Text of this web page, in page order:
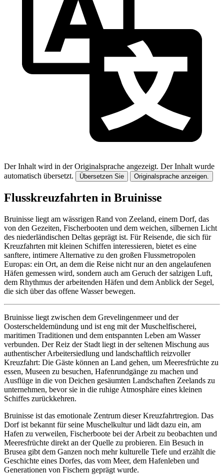
Der Inhalt wird in der Originalsprache angezeigt. Der Inhalt wurde
automatisch übersetzt.
Übersetzen Sie Originalsprache anzeigen.
Flusskreuzfahrten in Bruinisse
Bruinisse liegt am wässrigen Rand von Zeeland, einem Dorf, das
von den Gezeiten, Fischerbooten und dem weichen, silbernen Licht
des niederländischen Deltas geprägt ist. Für Reisende, die sich für
Kreuzfahrten mit kleinen Schiffen interessieren, bietet es eine
sanftere, intimere Alternative zu den großen Flussmetropolen
Europas: ein Ort, an dem die Reise nicht nur an den angelaufenen
Häfen gemessen wird, sondern auch am Geruch der salzigen Luft,
dem Rhythmus der arbeitenden Häfen und dem Anblick der Segel,
die sich über das offene Wasser bewegen.
Bruinisse liegt zwischen dem Grevelingenmeer und der
Oosterscheldemündung und ist eng mit der Muschelfischerei,
maritimen Traditionen und dem entspannten Leben am Wasser
verbunden. Der Reiz der Stadt liegt in der seltenen Mischung aus
authentischer Arbeitersiedlung und landschaftlich reizvoller
Kreuzfahrt: Die Gäste können an Land gehen, um Meeresfrüchte zu
essen, Museen zu besuchen, Hafenrundgänge zu machen und
Ausflüge in die von Deichen gesäumten Landschaften Zeelands zu
unternehmen, bevor sie in die ruhige Atmosphäre eines kleinen
Schiffes zurückkehren.
Bruinisse ist das emotionale Zentrum dieser Kreuzfahrtregion. Das
Dorf ist bekannt für seine Muschelkultur und lädt dazu ein, am
Hafen zu verweilen, Fischerboote bei der Arbeit zu beobachten und
Meeresfrüchte direkt an der Quelle zu probieren. Ein Besuch in
Brusea gibt dem Ganzen noch mehr kulturelle Tiefe und erzählt die
Geschichte eines Dorfes, das vom Meer, dem Hafenleben und
Generationen von Fischern geprägt wurde.